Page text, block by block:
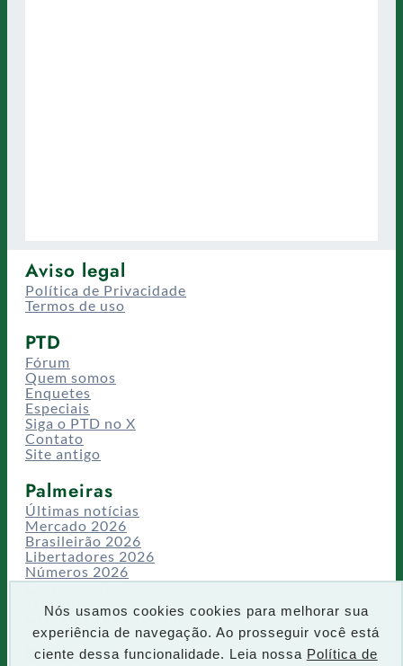
Nós usamos cookies cookies para melhorar sua
experiência de navegação. Ao prosseguir você está
ciente dessa funcionalidade. Leia nossa Política de
Aviso legal
Política de Privacidade
Termos de uso
PTD
Fórum
Quem somos
Enquetes
Especiais
Siga o PTD no X
Contato
Site antigo
Palmeiras
Últimas notícias
Mercado 2026
Brasileirão 2026
Libertadores 2026
Números 2026
Campeonatos
Temporadas
CT/Centro de Excelência
Busca